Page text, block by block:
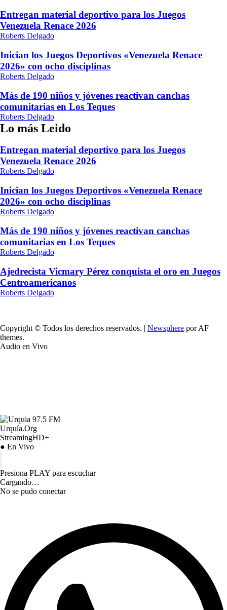
Entregan material deportivo para los Juegos
Venezuela Renace 2026
Roberts Delgado
Inician los Juegos Deportivos «Venezuela Renace
2026» con ocho disciplinas
Roberts Delgado
Más de 190 niños y jóvenes reactivan canchas
comunitarias en Los Teques
Roberts Delgado
Lo más Leido
Entregan material deportivo para los Juegos
Venezuela Renace 2026
Roberts Delgado
Inician los Juegos Deportivos «Venezuela Renace
2026» con ocho disciplinas
Roberts Delgado
Más de 190 niños y jóvenes reactivan canchas
comunitarias en Los Teques
Roberts Delgado
Ajedrecista Vicmary Pérez conquista el oro en Juegos
Centroamericanos
Roberts Delgado
Copyright © Todos los derechos reservados. | Newsphere por AF
themes.
Audio en Vivo
Urquía.Org
StreamingHD+
● En Vivo
Presiona PLAY para escuchar
Cargando…
No se pudo conectar